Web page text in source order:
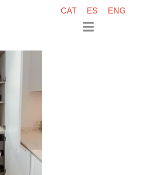
CAT ES ENG